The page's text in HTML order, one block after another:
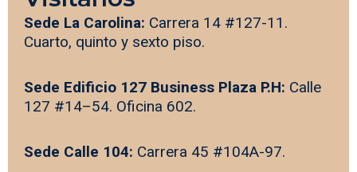
Sede La Carolina: Carrera 14 #127-11.
Cuarto, quinto y sexto piso.
Sede Edificio 127 Business Plaza P.H: Calle
127 #14–54. Oficina 602.
Sede Calle 104: Carrera 45 #104A-97.